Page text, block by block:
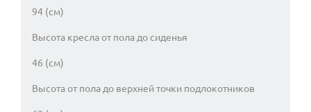
94 (см)
Высота кресла от пола до сиденья
46 (см)
Высота от пола до верхней точки подлокотников